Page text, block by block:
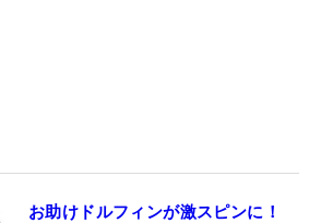
お助けドルフィンが激スピンに！